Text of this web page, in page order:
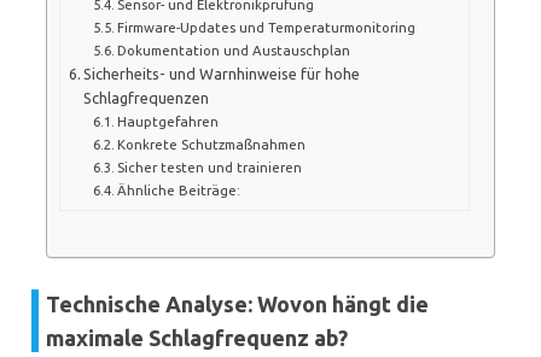
Sensor- und Elektronikprüfung
Firmware-Updates und Temperaturmonitoring
Dokumentation und Austauschplan
Sicherheits- und Warnhinweise für hohe
Schlagfrequenzen
Hauptgefahren
Konkrete Schutzmaßnahmen
Sicher testen und trainieren
Ähnliche Beiträge:
Technische Analyse: Wovon hängt die
maximale Schlagfrequenz ab?